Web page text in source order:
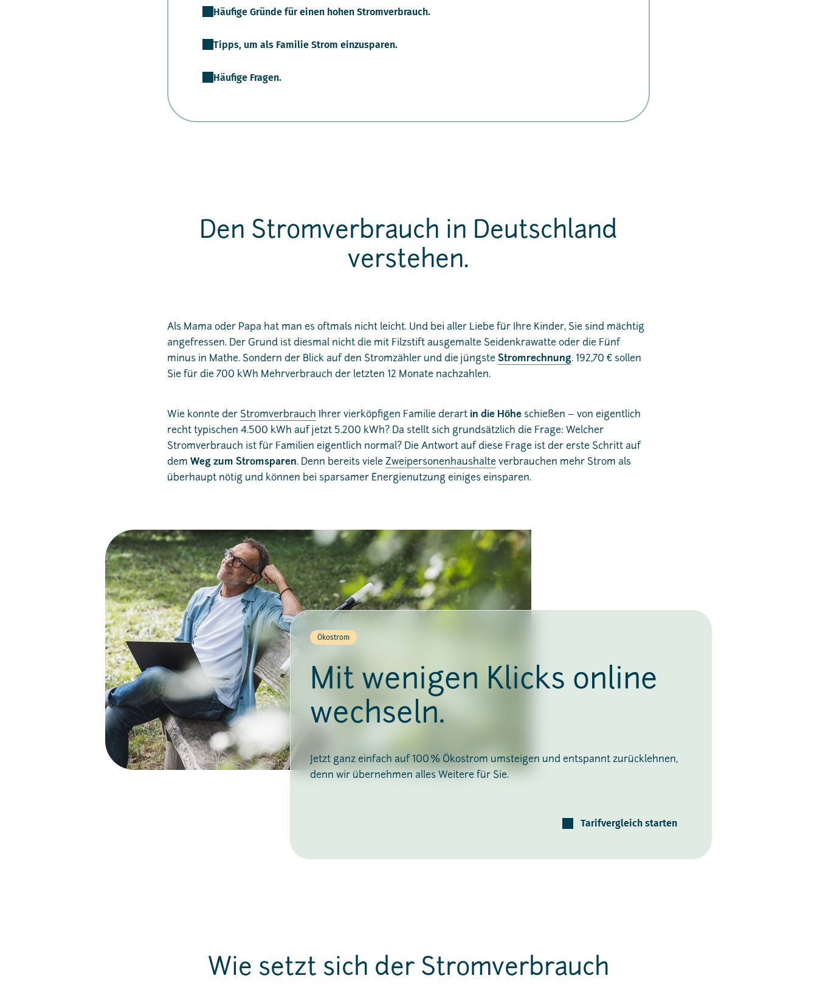
Häufige Gründe für einen hohen Stromverbrauch.
Tipps, um als Familie Strom einzusparen.
Häufige Fragen.
Den Stromverbrauch in Deutschland
verstehen.
Als Mama oder Papa hat man es oftmals nicht leicht. Und bei aller Liebe für Ihre Kinder, Sie sind mächtig
angefressen. Der Grund ist diesmal nicht die mit Filzstift ausgemalte Seidenkrawatte oder die Fünf
minus in Mathe. Sondern der Blick auf den Stromzähler und die jüngste Stromrechnung. 192,70 € sollen
Sie für die 700 kWh Mehrverbrauch der letzten 12 Monate nachzahlen.
Wie konnte der Stromverbrauch Ihrer vierköpfigen Familie derart in die Höhe schießen – von eigentlich
recht typischen 4.500 kWh auf jetzt 5.200 kWh? Da stellt sich grundsätzlich die Frage: Welcher
Stromverbrauch ist für Familien eigentlich normal? Die Antwort auf diese Frage ist der erste Schritt auf
dem Weg zum Stromsparen. Denn bereits viele Zweipersonenhaushalteverbrauchen mehr Strom als
überhaupt nötig und können bei sparsamer Energienutzung einiges einsparen.
Ökostrom
Mit wenigen Klicks online
wechseln.
Jetzt ganz einfach auf 100 % Ökostrom umsteigen und entspannt zurücklehnen,
denn wir übernehmen alles Weitere für Sie.
Tarifvergleich starten
Wie setzt sich der Stromverbrauch